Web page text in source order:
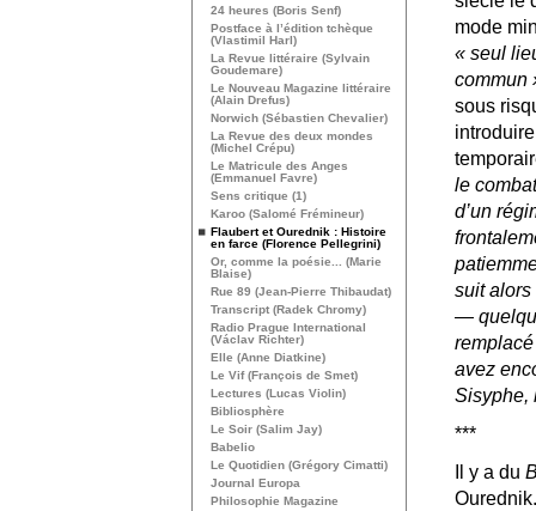
mode
« seul
commun
sous
le
d’un
suit alors
—
avez
Sisyphe,
***
Il y a du
24 heures (Boris Senf)
Postface à l’édition tchèque
(Vlastimil Harl)
La Revue littéraire (Sylvain
Goudemare)
Le Nouveau Magazine littéraire
(Alain Drefus)
Norwich (Sébastien Chevalier)
La Revue des deux mondes
(Michel Crépu)
Le Matricule des Anges
(Emmanuel Favre)
Sens critique (1)
Karoo (Salomé Frémineur)
Flaubert et Ourednik : Histoire
en farce (Florence Pellegrini)
Or, comme la poésie... (Marie
Blaise)
Rue 89 (Jean-Pierre Thibaudat)
Transcript (Radek Chromy)
Radio Prague International
(Václav Richter)
Elle (Anne Diatkine)
Le Vif (François de Smet)
Lectures (Lucas Violin)
Bibliosphère
Le Soir (Salim Jay)
Babelio
Le Quotidien (Grégory Cimatti)
Journal Europa
Philosophie Magazine